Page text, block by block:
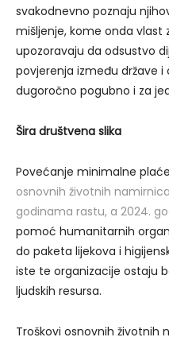
svakodnevno poznaju
mišljenje, kome onda vlast
upozoravaju da odsustvo
povjerenja između države
dugoročno pogubno i za
Šira društvena slika
Povećanje minimalne
osnovnih životnih
godinama rastu, a 2024.
pomoć humanitarnih
do paketa lijekova i
iste te organizacije ostaju
ljudskih resursa.
Troškovi osnovnih životnih